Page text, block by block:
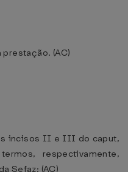
(AC)
incisos II e III do caput,
respectivamente,
Sefaz: (AC)